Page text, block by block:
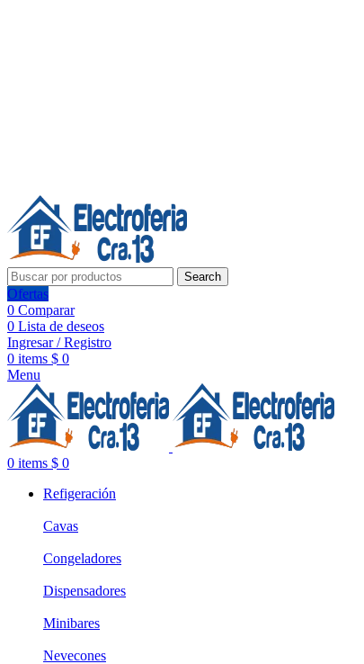
Search
Ofertas
0 Comparar
0 Lista de deseos
Ingresar / Registro
0 items $ 0
Menu
0 items $ 0
Refigeración
Cavas
Congeladores
Dispensadores
Minibares
Nevecones